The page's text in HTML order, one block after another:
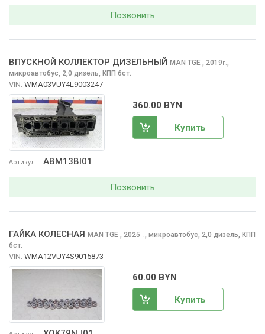
Позвонить
Артикул ABM13BI01
ВПУСКНОЙ КОЛЛЕКТОР ДИЗЕЛЬНЫЙ MAN TGE , 2019г.
микроавтобус, 2,0 дизель, КПП 6ст.
VIN: WMA03VUY4L9003247
360.00 BYN
Купить
Позвонить
ГАЙКА КОЛЕСНАЯ MAN TGE , 2025г., микроавтобус, 2,0 дизель, КПП
6ст.
VIN: WMA12VUY4S9015873
60.00 BYN
Купить